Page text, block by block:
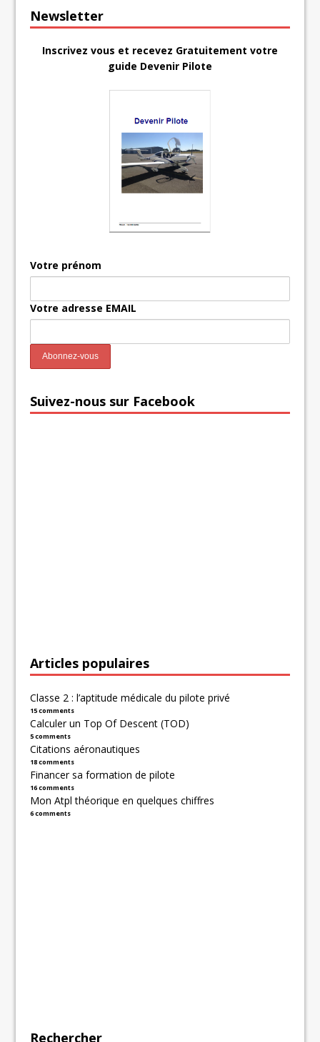
Newsletter
Inscrivez vous et recevez Gratuitement votre
guide Devenir Pilote
Votre prénom
Votre adresse EMAIL
Suivez-nous sur Facebook
Articles populaires
Classe 2 : l’aptitude médicale du pilote privé
15 comments
Calculer un Top Of Descent (TOD)
5 comments
Citations aéronautiques
18 comments
Financer sa formation de pilote
16 comments
Mon Atpl théorique en quelques chiffres
6 comments
Rechercher